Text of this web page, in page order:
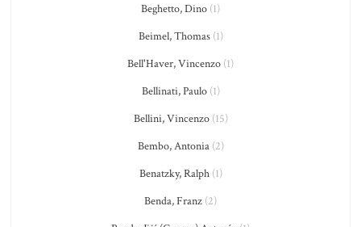
Beghetto, Dino (1)
Beimel, Thomas(1)
Bell'Haver, Vincenzo (1)
Bellinati, Paulo(1)
Bellini, Vincenzo(15)
Bembo, Antonia(2)
Benatzky, Ralph(1)
Benda, Franz (2)